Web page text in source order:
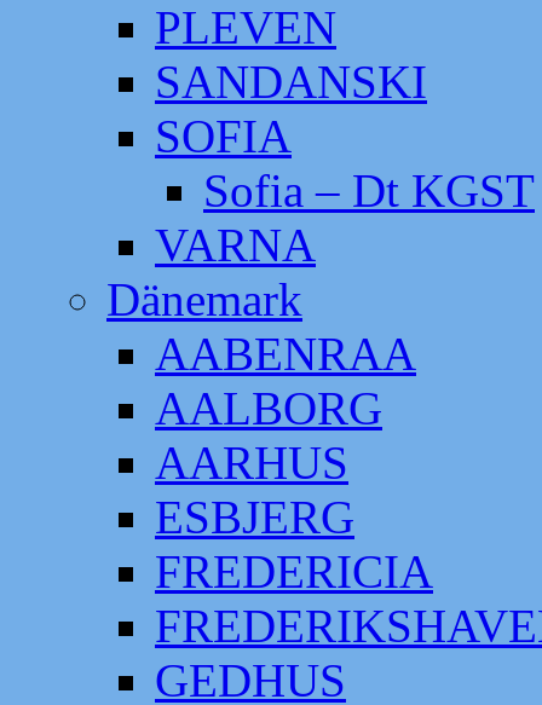
PLEVEN
SANDANSKI
SOFIA
Sofia – Dt KGST
VARNA
Dänemark
AABENRAA
AALBORG
AARHUS
ESBJERG
FREDERICIA
GEDHUS